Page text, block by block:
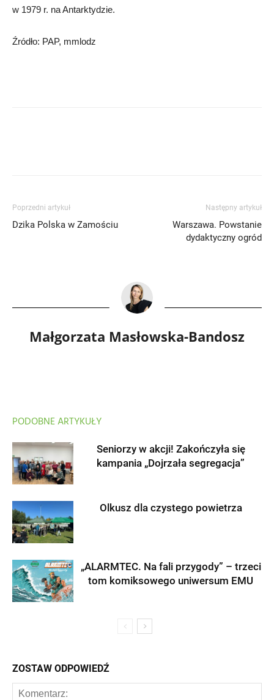
w 1979 r. na Antarktydzie.
Źródło: PAP, mmlodz
Poprzedni artykuł
Dzika Polska w Zamościu
Następny artykuł
Warszawa. Powstanie
dydaktyczny ogród
Małgorzata Masłowska-Bandosz
PODOBNE ARTYKUŁY
Seniorzy w akcji! Zakończyła się
kampania „Dojrzała segregacja”
Olkusz dla czystego powietrza
„ALARMTEC. Na fali przygody” – trzeci
tom komiksowego uniwersum EMU
ZOSTAW ODPOWIEDŹ